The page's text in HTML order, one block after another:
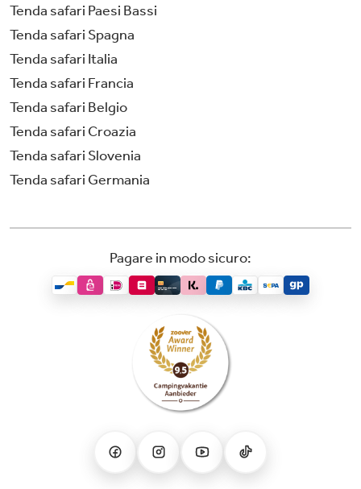
Tenda safari Paesi Bassi
Tenda safari Spagna
Tenda safari Italia
Tenda safari Francia
Tenda safari Belgio
Tenda safari Croazia
Tenda safari Slovenia
Tenda safari Germania
Pagare in modo sicuro: